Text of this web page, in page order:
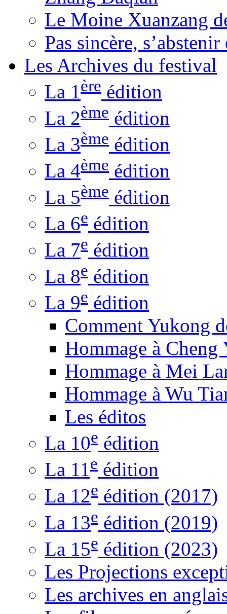
Le Moine Xuanzang
Pas sincère,
Les Archives du festival
La 1ère édition
La 2ème édition
La 3ème édition
La 4ème édition
La 5ème édition
La 6e édition
La 7e édition
La 8e édition
La 9e édition
Comment Yukong
Hommage à Cheng
Hommage à Mei
Hommage à Wu
Les éditos
La 10e édition
La 11e édition
La 12e édition (2017)
La 13e édition (2019)
La 15e édition (2023)
Les Projections
Les archives en